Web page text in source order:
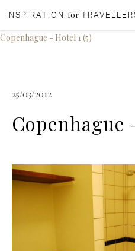
Aller au contenu
Aller au menu
INSPIRATION for
Copenhague - Hotel 1 (5)
25/03/2012
Copenhague